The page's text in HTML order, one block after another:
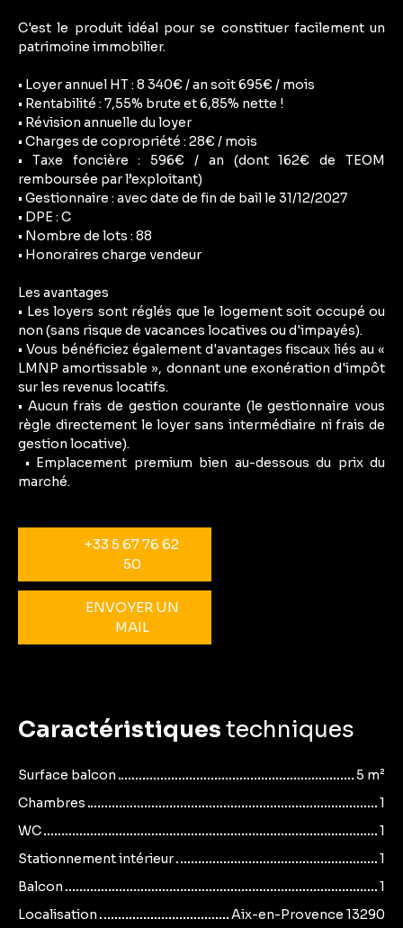
C'est le produit idéal pour se constituer facilement un
patrimoine immobilier.
• Loyer annuel HT : 8 340€ / an soit 695€ / mois
• Rentabilité : 7,55% brute et 6,85% nette !
• Révision annuelle du loyer
• Charges de copropriété : 28€ / mois
• Taxe foncière : 596€ / an (dont 162€ de TEOM
remboursée par l’exploitant)
• Gestionnaire : avec date de fin de bail le 31/12/2027
• DPE : C
• Nombre de lots : 88
• Honoraires charge vendeur
Les avantages
• Les loyers sont réglés que le logement soit occupé ou
non (sans risque de vacances locatives ou d'impayés).
• Vous bénéficiez également d'avantages fiscaux liés au «
LMNP amortissable », donnant une exonération d'impôt
sur les revenus locatifs.
• Aucun frais de gestion courante (le gestionnaire vous
règle directement le loyer sans intermédiaire ni frais de
gestion locative).
• Emplacement premium bien au-dessous du prix du
marché.
+33 5 67 76 62
50
ENVOYER UN
MAIL
Caractéristiquestechniques
Surface balcon 5 m²
Chambres
1
WC
1
Stationnement intérieur
1
Balcon
1
Localisation
Aix-en-Provence 13290